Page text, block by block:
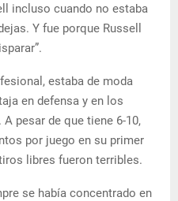
incluso cuando no estaba
Y fue porque Russell
estaba de moda
en defensa y en los
pesar de que tiene 6-10,
por juego en su primer
libres fueron terribles.
se había concentrado en